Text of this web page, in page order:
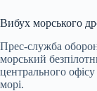
Вибух морського
Прес-служба
морський
центрального
морі.